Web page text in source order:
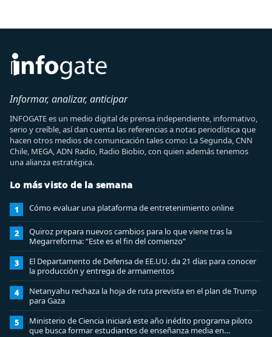
Informar, analizar, anticipar
INFOGATE es un medio digital de prensa independiente, informativo,
serio y creíble, así dan cuenta las referencias a notas periodística que
hacen otros medios de comunicación tales como: La Segunda, CNN
Chile, MEGA, ADN Radio, Radio Biobio, con quien además tenemos
una alianza estratégica.
Lo más visto de la semana
1 Cómo evaluar una plataforma de entretenimiento online
2
Quiroz prepara nuevos cambios para lo que viene tras la
Megarreforma: “Este es el fin del comienzo”
3
El Departamento de Defensa de EE.UU. da 21 días para conocer
la producción y entrega de armamentos
4
Netanyahu rechaza la hoja de ruta prevista en el plan de Trump
para Gaza
5
Ministerio de Ciencia iniciará este año inédito programa piloto
que busca formar estudiantes de enseñanza media en